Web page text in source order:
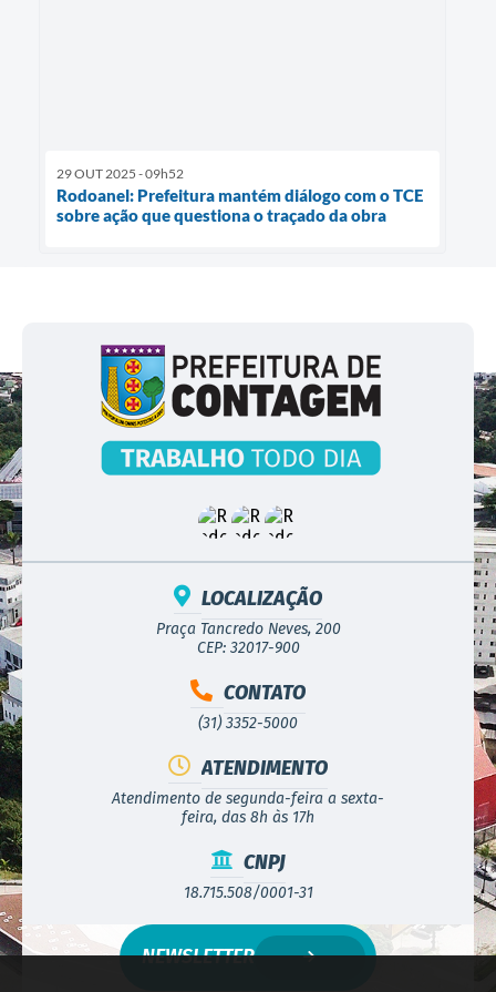
29 OUT 2025 - 09h52
Rodoanel: Prefeitura mantém diálogo com o TCE
sobre ação que questiona o traçado da obra
LOCALIZAÇÃO
Praça Tancredo Neves, 200
CEP: 32017-900
CONTATO
(31) 3352-5000
ATENDIMENTO
Atendimento de segunda-feira a sexta-
feira, das 8h às 17h
CNPJ
18.715.508/0001-31
NEWSLETTER